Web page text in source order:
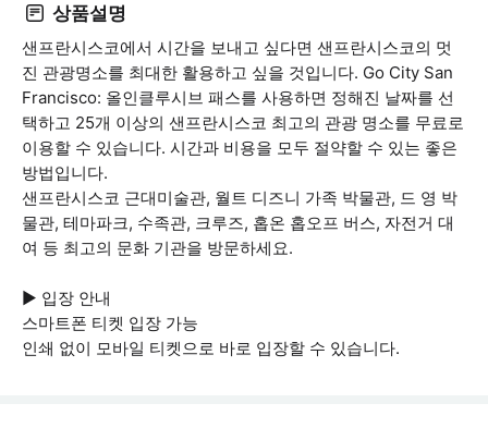
상품설명
샌프란시스코에서 시간을 보내고 싶다면 샌프란시스코의 멋
진 관광명소를 최대한 활용하고 싶을 것입니다. Go City San
Francisco: 올인클루시브 패스를 사용하면 정해진 날짜를 선
택하고 25개 이상의 샌프란시스코 최고의 관광 명소를 무료로
이용할 수 있습니다. 시간과 비용을 모두 절약할 수 있는 좋은
방법입니다.
샌프란시스코 근대미술관, 월트 디즈니 가족 박물관, 드 영 박
물관, 테마파크, 수족관, 크루즈, 홉온 홉오프 버스, 자전거 대
여 등 최고의 문화 기관을 방문하세요.
▶ 입장 안내
스마트폰 티켓 입장 가능
인쇄 없이 모바일 티켓으로 바로 입장할 수 있습니다.